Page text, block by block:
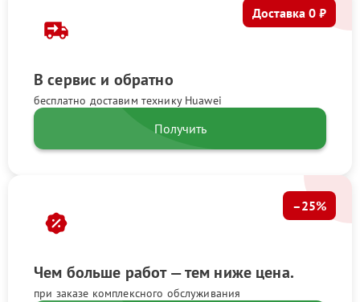
В сервис и обратно
бесплатно доставим технику Huawei
Доставка 0 ₽
Получить
Чем больше работ — тем ниже цена.
при заказе комплексного обслуживания
–25%